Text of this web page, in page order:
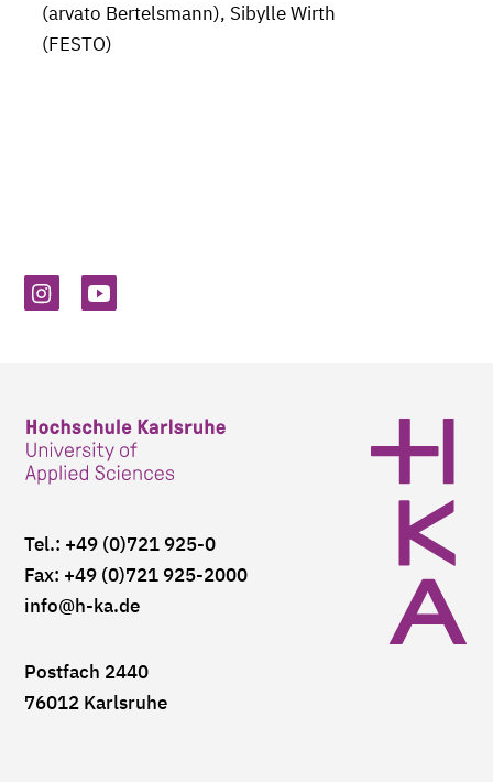
(arvato Bertelsmann), Sibylle Wirth
(FESTO)
Tel.: +49 (0)721 925-0
Fax: +49 (0)721 925-2000
info@h-ka.de
Postfach 2440
76012 Karlsruhe